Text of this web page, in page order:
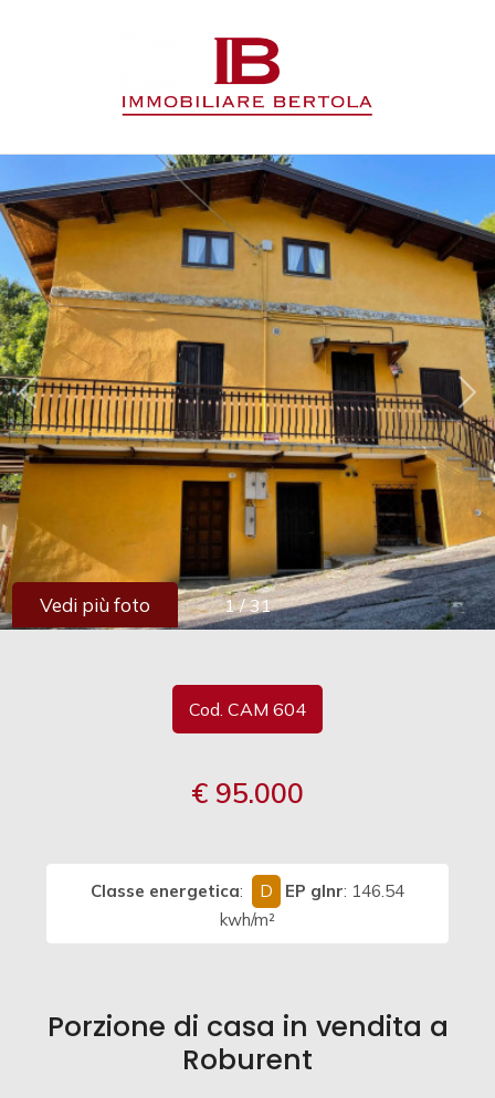
1 / 31
Vedi più foto
Cod. CAM 604
€ 95.000
Classe energetica: D EP glnr: 146.54
kwh/m²
Porzione di casa in vendita a
Roburent
IMMOBILI
SERVIZI
CONTATTI
Contratto
Qualsiasi
Vendita
Affitto
Scegli
dove
Provincia
Comune